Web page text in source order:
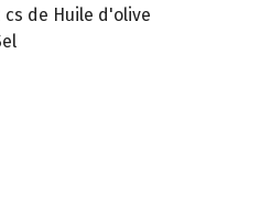
cs de Huile d'olive